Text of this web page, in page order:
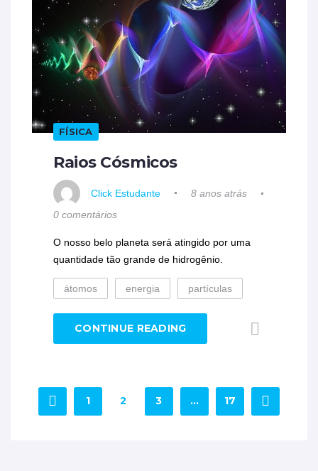
FÍSICA
Raios Cósmicos
Click Estudante
8 anos atrás
0 comentários
O nosso belo planeta será atingido por uma
quantidade tão grande de hidrogênio.
átomos energia partículas
CONTINUE READING
1 2 3 … 17